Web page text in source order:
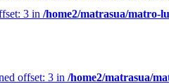
3 in /home2/matrasua/matro-
offset: 3 in /home2/matrasua/